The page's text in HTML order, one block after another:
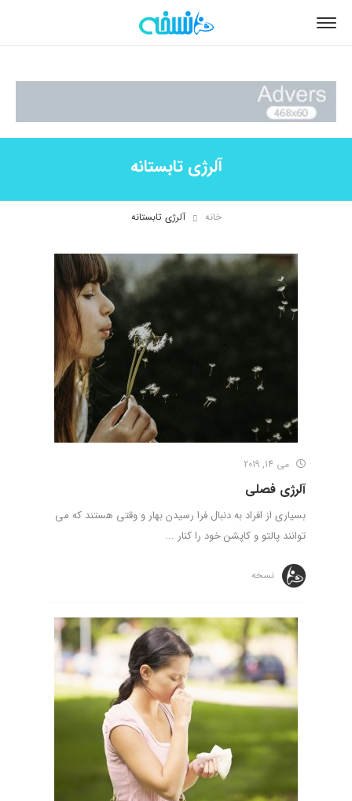
آلرژی تابستانه
خانه آلرژی تابستانه
می 14, 2019
آلرژی فصلی
بسیاری از افراد به دنبال فرا رسیدن بهار و وقتی هستند که می
توانند پالتو و کاپشن خود را کنار ...
نسخه